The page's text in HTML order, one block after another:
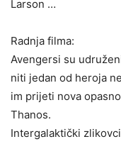
Larson …
Radnja filma:
Avengersi su
niti jedan od heroja
im prijeti nova
Thanos.
Intergalaktički